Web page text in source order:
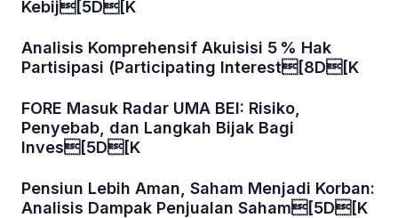
Kebij[5D[K
Analisis Komprehensif Akuisisi 5 % Hak
Partisipasi (Participating Interest[8D[K
FORE Masuk Radar UMA BEI: Risiko,
Penyebab, dan Langkah Bijak Bagi
Inves[5D[K
Pensiun Lebih Aman, Saham Menjadi Korban:
Analisis Dampak Penjualan Saham[5D[K